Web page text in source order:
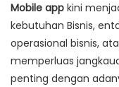
Mobile app kini
kebutuhan Bisnis,
operasional bisnis,
memperluas
penting dengan